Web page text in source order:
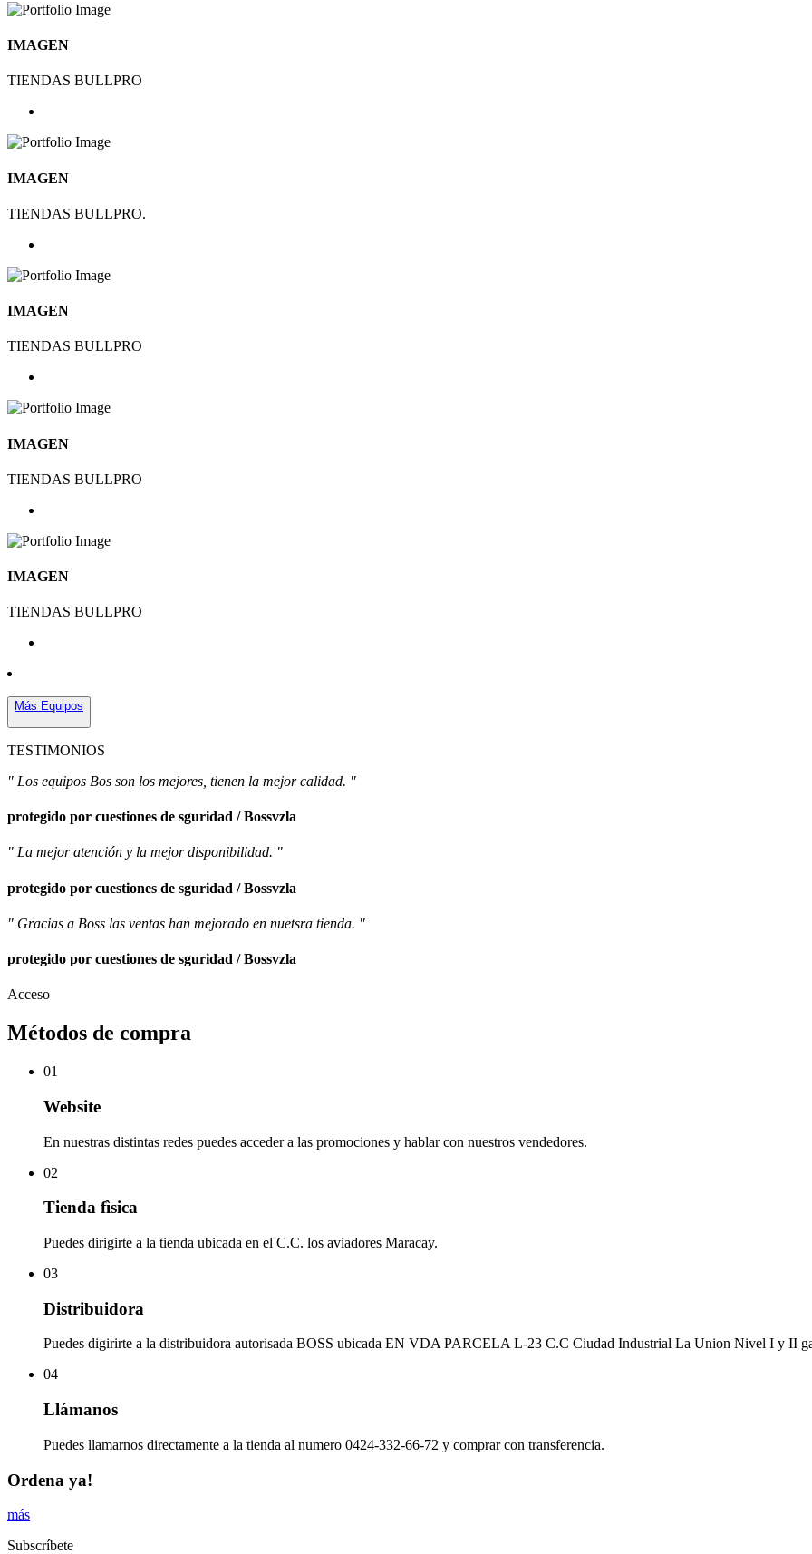
IMAGEN
TIENDAS BULLPRO
IMAGEN
TIENDAS BULLPRO.
IMAGEN
TIENDAS BULLPRO
IMAGEN
TIENDAS BULLPRO
IMAGEN
TIENDAS BULLPRO
Más Equipos
TESTIMONIOS
" Los equipos Bos son los mejores, tienen la mejor calidad. "
protegido por cuestiones de sguridad / Bossvzla
" La mejor atención y la mejor disponibilidad. "
protegido por cuestiones de sguridad / Bossvzla
" Gracias a Boss las ventas han mejorado en nuetsra tienda. "
protegido por cuestiones de sguridad / Bossvzla
Acceso
Métodos de compra
01
Website
En nuestras distintas redes puedes acceder a las promociones y hablar con nuestros vendedores.
02
Tienda fìsica
Puedes dirigirte a la tienda ubicada en el C.C. los aviadores Maracay.
03
Distribuidora
Puedes digirirte a la distribuidora autorisada BOSS ubicada EN VDA PARCELA L-23 C.C Ciudad Industrial La Union Nivel I y II
04
Llámanos
Puedes llamarnos directamente a la tienda al numero 0424-332-66-72 y comprar con transferencia.
Ordena ya!
más
Subscríbete